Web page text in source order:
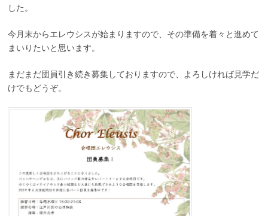
した。
今月末からエレウシスが始まりますので、その準備を着々と進めて
まいりたいと思います。
まだまだ団員引き続き募集しておりますので、よろしければ見学だ
けでもどうぞ。